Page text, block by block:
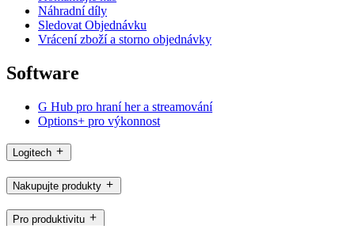
Náhradní díly
Sledovat Objednávku
Vrácení zboží a storno objednávky
Software
G Hub pro hraní her a streamování
Options+ pro výkonnost
Logitech
Nakupujte produkty
Pro produktivitu